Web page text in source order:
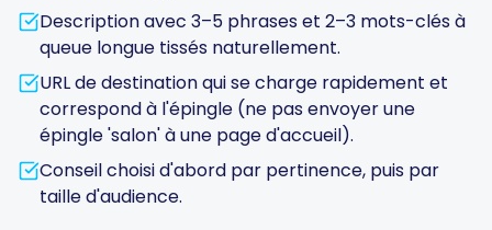
Description avec 3–5 phrases et 2–3 mots-clés à
queue longue tissés naturellement.
URL de destination qui se charge rapidement et
correspond à l'épingle (ne pas envoyer une
épingle 'salon' à une page d'accueil).
Conseil choisi d'abord par pertinence, puis par
taille d'audience.